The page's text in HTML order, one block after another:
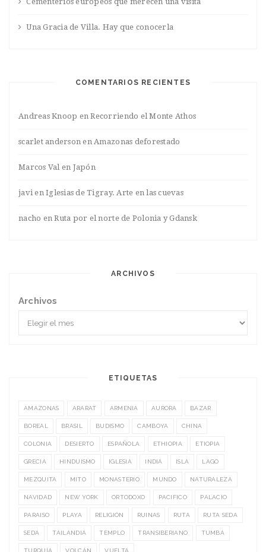
Una Gracia de Villa. Hay que conocerla
COMENTARIOS RECIENTES
Andreas Knoop enRecorriendo el Monte Athos
scarlet anderson enAmazonas deforestado
Marcos Valen Japón
javienIglesias de Tigray. Arte en las cuevas
nacho enRuta por el norte de Polonia y Gdansk
ARCHIVOS
Archivos
ETIQUETAS
AMAZONAS ARARAT ARMENIA AURORA BAZAR
BOREAL BRASIL BUDISMO CAMBOYA CHINA
COLONIA DESIERTO ESPAÑOLA ETHIOPIA ETIOPIA
GRECIA HINDUISMO IGLESIA INDIA ISLA LAGO
MEZQUITA MITO MONASTERIO MUNDO NATURALEZA
NAVIDAD NEW YORK ORTODOXO PACIFICO PALACIO
PARAISO PLAYA RELIGIÓN RUINAS RUTA RUTA SEDA
SEDA TAILANDIA TEMPLO TRANSIBERIANO TUMBA
TURQUÍA VOLCÁN VUELTA